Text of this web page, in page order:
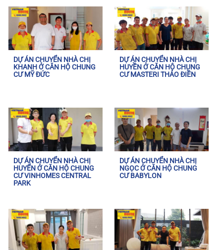
DỰ ÁN CHUYỂN NHÀ CHỊ
KHANH Ở CĂN HỘ CHUNG
CƯ MỸ ĐỨC
DỰ ÁN CHUYỂN NHÀ CHỊ
HUYỀN Ở CĂN HỘ CHUNG
CƯ MASTERI THẢO ĐIỀN
DỰ ÁN CHUYỂN NHÀ CHỊ
HUYỂN Ở CĂN HỘ CHUNG
CƯ VINHOMES CENTRAL
PARK
DỰ ÁN CHUYỂN NHÀ CHỊ
NGỌC Ở CĂN HỘ CHUNG
CƯ BABYLON